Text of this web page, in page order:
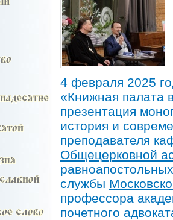
4 февраля 2025
«Книжная палата
презентация
история и
преподавателя
Общецерковной
службы
профессора
почетного